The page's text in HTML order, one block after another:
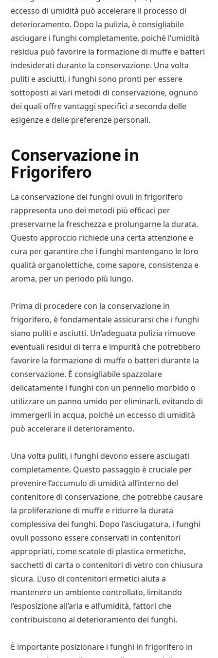
eccesso di umidità può accelerare il processo di
deterioramento. Dopo la pulizia, è consigliabile
asciugare i funghi completamente, poiché l’umidità
residua può favorire la formazione di muffe e batteri
indesiderati durante la conservazione. Una volta
puliti e asciutti, i funghi sono pronti per essere
sottoposti ai vari metodi di conservazione, ognuno
dei quali offre vantaggi specifici a seconda delle
esigenze e delle preferenze personali.
Conservazione in
Frigorifero
La conservazione dei funghi ovuli in frigorifero
rappresenta uno dei metodi più efficaci per
preservarne la freschezza e prolungarne la durata.
Questo approccio richiede una certa attenzione e
cura per garantire che i funghi mantengano le loro
qualità organolettiche, come sapore, consistenza e
aroma, per un periodo più lungo.
Prima di procedere con la conservazione in
frigorifero, è fondamentale assicurarsi che i funghi
siano puliti e asciutti. Un’adeguata pulizia rimuove
eventuali residui di terra e impurità che potrebbero
favorire la formazione di muffe o batteri durante la
conservazione. È consigliabile spazzolare
delicatamente i funghi con un pennello morbido o
utilizzare un panno umido per eliminarli, evitando di
immergerli in acqua, poiché un eccesso di umidità
può accelerare il deterioramento.
Una volta puliti, i funghi devono essere asciugati
completamente. Questo passaggio è cruciale per
prevenire l’accumulo di umidità all’interno del
contenitore di conservazione, che potrebbe causare
la proliferazione di muffe e ridurre la durata
complessiva dei funghi. Dopo l’asciugatura, i funghi
ovuli possono essere conservati in contenitori
appropriati, come scatole di plastica ermetiche,
sacchetti di carta o contenitori di vetro con chiusura
sicura. L’uso di contenitori ermetici aiuta a
mantenere un ambiente controllato, limitando
l’esposizione all’aria e all’umidità, fattori che
contribuiscono al deterioramento dei funghi.
È importante posizionare i funghi in frigorifero in